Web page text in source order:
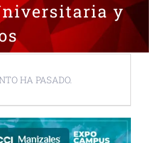
y
HA PASADO.